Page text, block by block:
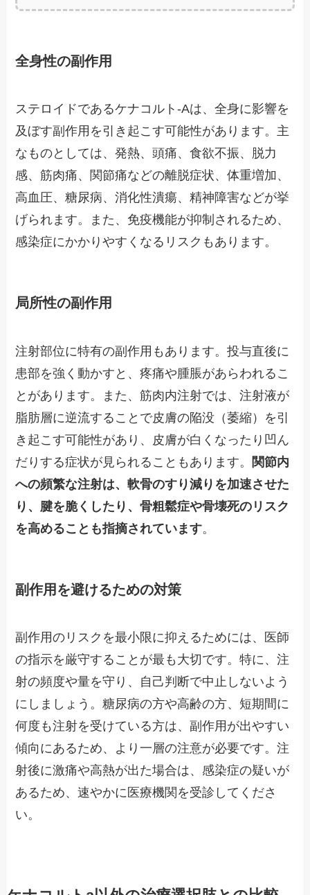
全身性の副作用
ステロイドであるケナコルト-Aは、全身に影響を
及ぼす副作用を引き起こす可能性があります。主
なものとしては、発熱、頭痛、食欲不振、脱力
感、筋肉痛、関節痛などの離脱症状、体重増加、
高血圧、糖尿病、消化性潰瘍、精神障害などが挙
げられます。また、免疫機能が抑制されるため、
感染症にかかりやすくなるリスクもあります。
局所性の副作用
注射部位に特有の副作用もあります。投与直後に
患部を強く動かすと、疼痛や腫脹があらわれるこ
とがあります。また、筋肉内注射では、注射液が
脂肪層に逆流することで皮膚の陥没（萎縮）を引
き起こす可能性があり、皮膚が白くなったり凹ん
だりする症状が見られることもあります。 関節内
への頻繁な注射は、軟骨のすり減りを加速させた
り、腱を脆くしたり、骨粗鬆症や骨壊死のリスク
を高めることも指摘されています。
副作用を避けるための対策
副作用のリスクを最小限に抑えるためには、医師
の指示を厳守することが最も大切です。特に、注
射の頻度や量を守り、自己判断で中止しないよう
にしましょう。糖尿病の方や高齢の方、短期間に
何度も注射を受けている方は、副作用が出やすい
傾向にあるため、より一層の注意が必要です。注
射後に激痛や高熱が出た場合は、感染症の疑いが
あるため、速やかに医療機関を受診してくださ
い。